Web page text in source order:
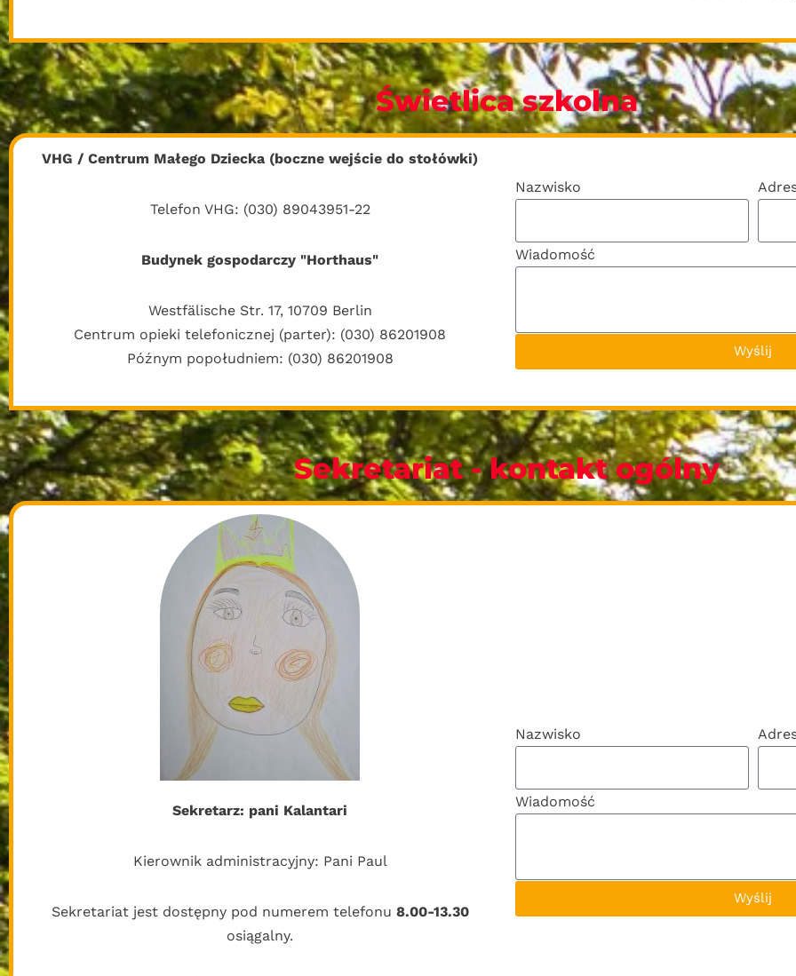
Świetlica szkolna
VHG / Centrum Małego Dziecka (boczne wejście do stołówki)
Telefon VHG: (030) 89043951-22
Budynek gospodarczy "Horthaus"
Westfälische Str. 17, 10709 Berlin
Centrum opieki telefonicznej (parter): (030) 86201908
Późnym popołudniem: (030) 86201908
Nazwisko
Wiadomość
Wyślij
Sekretariat - kontakt ogólny
Sekretarz: pani Kalantari
Kierownik administracyjny: Pani Paul
Sekretariat jest dostępny pod numerem telefonu 8.00-13.30
osiągalny.
Nazwisko
Wiadomość
Wyślij